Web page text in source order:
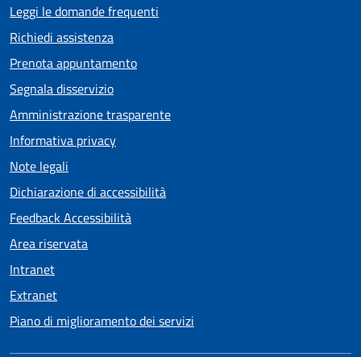
Leggi le domande frequenti
Richiedi assistenza
Prenota appuntamento
Segnala disservizio
Amministrazione trasparente
Informativa privacy
Note legali
Dichiarazione di accessibilità
Feedback Accessibilità
Area riservata
Intranet
Extranet
Piano di miglioramento dei servizi